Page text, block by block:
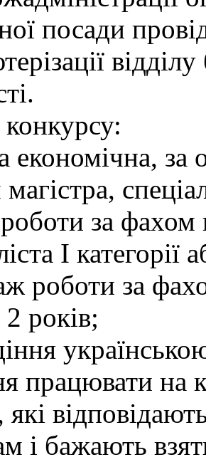
посади
економічна, за
за фахом
І
роботи за
років;
працювати на
і бажають